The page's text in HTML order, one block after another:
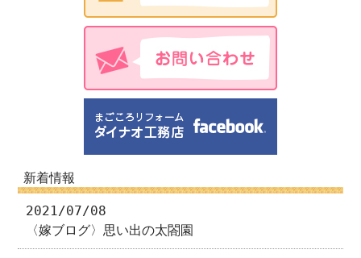
新着情報
2021/07/08
〈嫁ブログ〉思い出の太閤園